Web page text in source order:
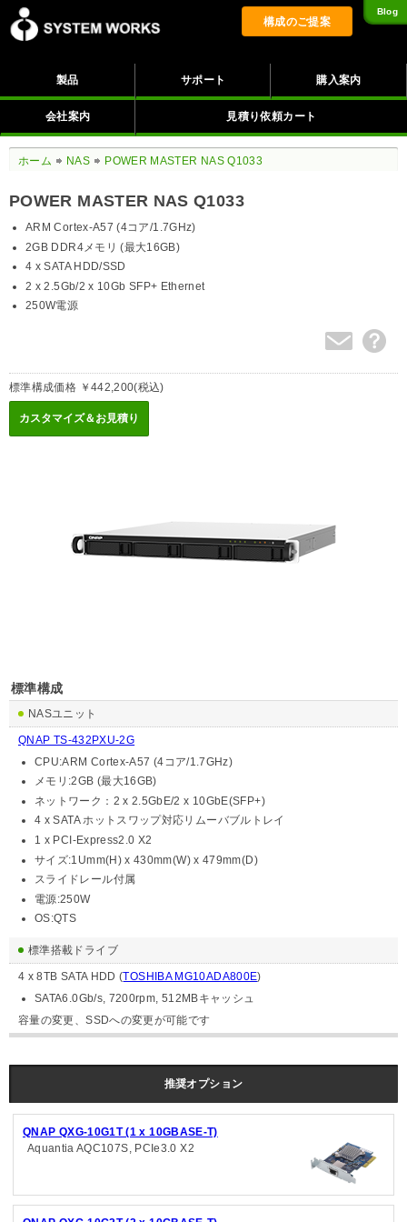
構成のご提案
Blog
製品 サポート 購入案内
会社案内 見積り依頼カート
ホーム NAS POWER MASTER NAS Q1033
POWER MASTER NAS Q1033
ARM Cortex-A57 (4コア/1.7GHz)
2GB DDR4メモリ (最大16GB)
4 x SATA HDD/SSD
2 x 2.5Gb/2 x 10Gb SFP+ Ethernet
250W電源
標準構成価格 ￥442,200(税込)
標準構成
NASユニット
QNAP TS-432PXU-2G
CPU:ARM Cortex-A57 (4コア/1.7GHz)
メモリ:2GB (最大16GB)
ネットワーク：2 x 2.5GbE/2 x 10GbE(SFP+)
4 x SATA ホットスワップ対応リムーバブルトレイ
1 x PCI-Express2.0 X2
サイズ:1Umm(H) x 430mm(W) x 479mm(D)
スライドレール付属
電源:250W
OS:QTS
標準搭載ドライブ
4 x 8TB SATA HDD (TOSHIBA MG10ADA800E)
SATA6.0Gb/s, 7200rpm, 512MBキャッシュ
容量の変更、SSDへの変更が可能です
推奨オプション
QNAP QXG-10G1T (1 x 10GBASE-T)
Aquantia AQC107S, PCIe3.0 X2